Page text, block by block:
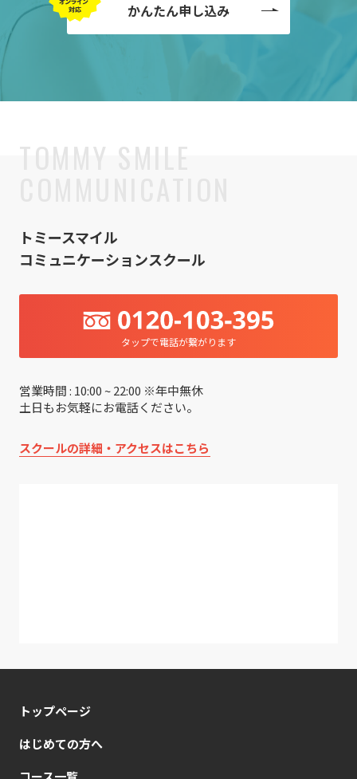
かんたん申し込み
トミースマイル
コミュニケーションスクール
タップで電話が繋がります
営業時間 : 10:00 ~ 22:00 ※年中無休
土日もお気軽にお電話ください。
スクールの詳細・アクセスはこちら
トップページ
はじめての方へ